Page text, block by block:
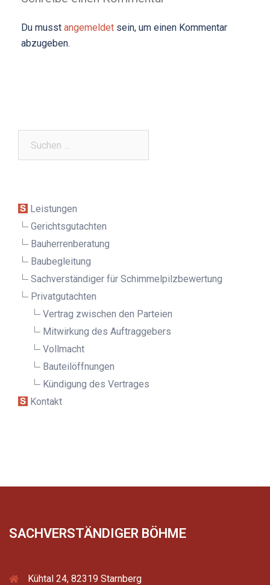
Du musst angemeldet sein, um einen Kommentar
abzugeben.
nach:
Leistungen
Gerichtsgutachten
Bauherrenberatung
Baubegleitung
Sachverständiger für Schimmelpilz­bewertung
Privatgutachten
Vertrag zwischen den Parteien
Mitwirkung des Auftraggebers
Vollmacht
Bauteilöffnungen
Kündigung des Vertrages
Kontakt
SACHVERSTÄNDIGER BÖHME
Kühtal 24, 82319 Starnberg